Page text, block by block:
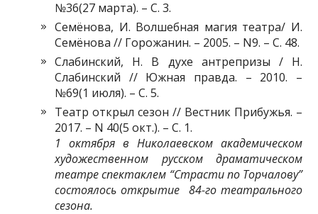
№36(27 марта). – С. 3.
Семёнова, И. Волшебная магия театра/ И.
Семёнова // Горожанин. – 2005. – N9. – C. 48.
Слабинский, Н. В духе антрепризы / Н.
Слабинский // Южная правда. – 2010. –
№69(1 июля). – С. 5.
Театр открыл сезон // Вестник Прибужья. –
2017. – N 40(5 окт.). – С. 1.
1 октября в Николаевском академическом
художественном русском драматическом
театре спектаклем “Страсти по Торчалову”
состоялось открытие 84-го театрального
сезона.